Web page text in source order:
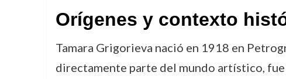
Orígenes y contexto
Tamara Grigorieva nació en 1918 en
directamente parte del mundo artístico,